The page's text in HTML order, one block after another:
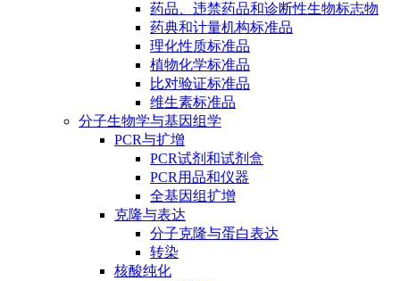
药品、违禁药品和诊断性生物标志物
药典和计量机构标准品
理化性质标准品
植物化学标准品
比对验证标准品
维生素标准品
分子生物学与基因组学
PCR与扩增
PCR试剂和试剂盒
PCR用品和仪器
全基因组扩增
克隆与表达
分子克隆与蛋白表达
转染
核酸纯化